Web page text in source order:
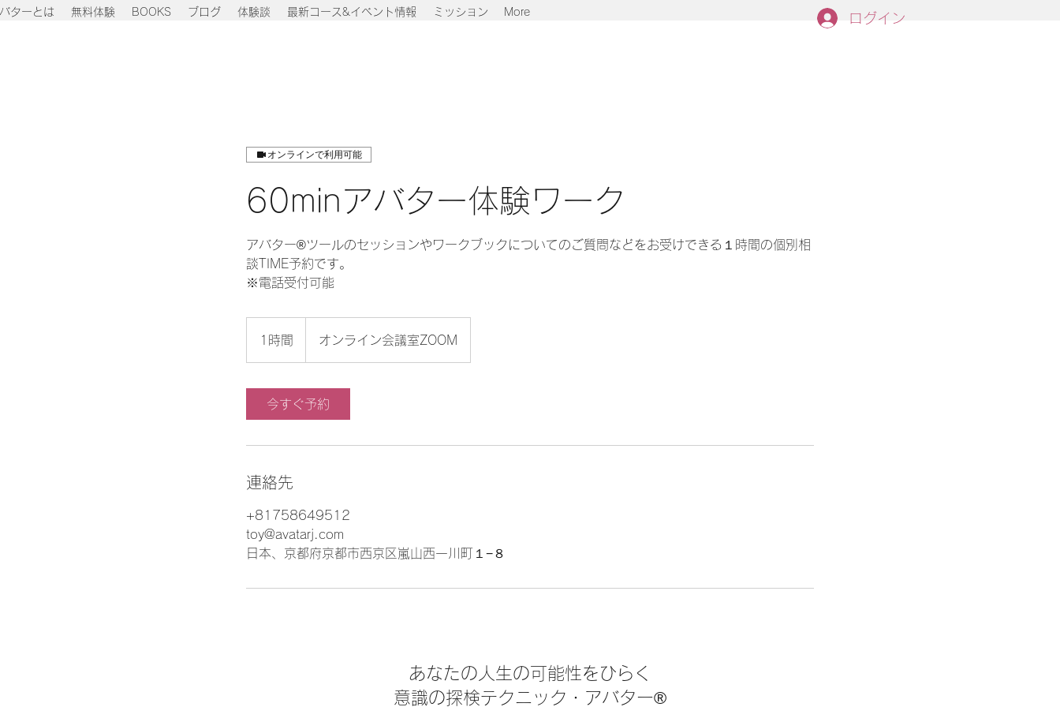
ターとは 無料体験 BOOKS ブログ 体験談 最新コース&イベント情報 ミッション More ログイン
オンラインで利用可能
60minアバター体験ワーク
アバター®︎ツールのセッションやワークブックについてのご質問などをお受けできる１時間の個別相
談TIME予約です。
※電話受付可能
1時間 オンライン会議室ZOOM
今すぐ予約
連絡先
+81758649512
toy@avatarj.com
日本、京都府京都市西京区嵐山西一川町１−８
​あなたの人生の可能性をひらく
​意識の探検テクニック・アバター®︎